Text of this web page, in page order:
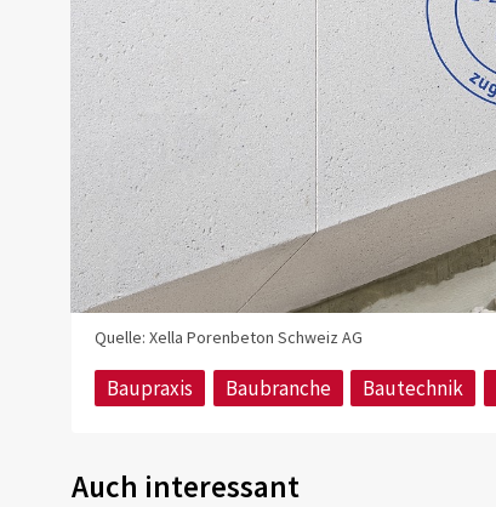
Quelle: Xella Porenbeton Schweiz AG
Baupraxis Baubranche Bautechnik
Auch interessant